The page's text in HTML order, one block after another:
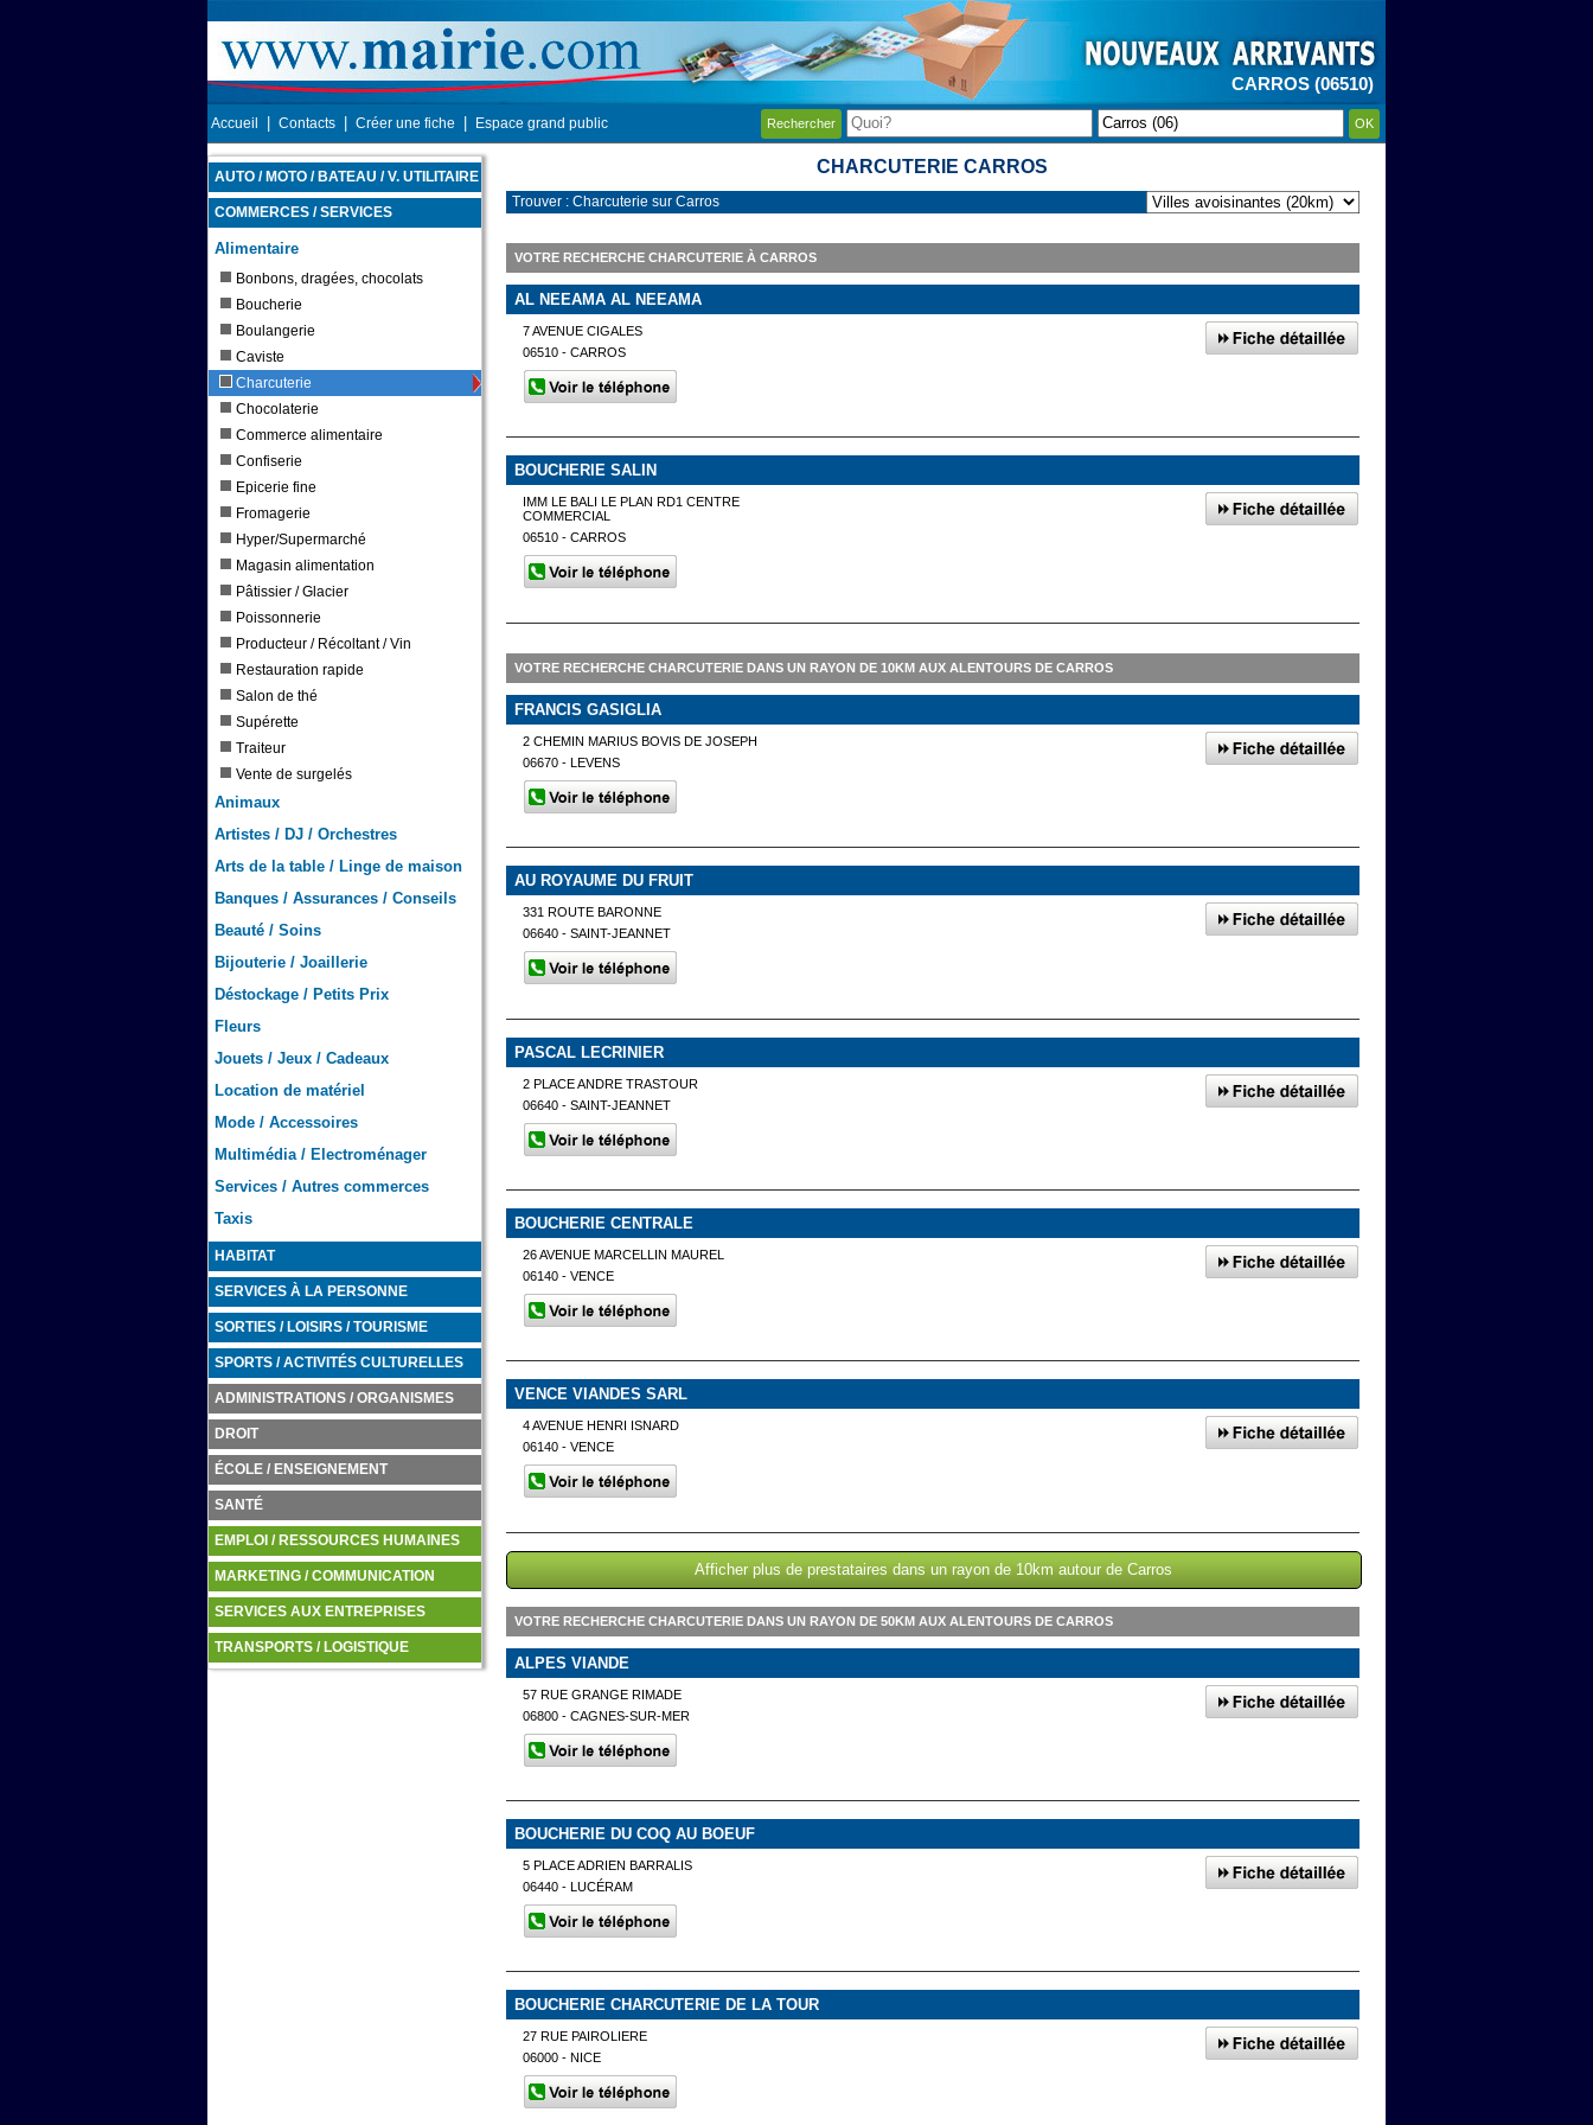
CARROS (06510)
Accueil Contacts Créer une fiche Espace grand public Rechercher OK
AUTO / MOTO / BATEAU / V. UTILITAIRE
COMMERCES / SERVICES
Alimentaire
Bonbons, dragées, chocolats
Boucherie
Boulangerie
Caviste
Charcuterie
Chocolaterie
Commerce alimentaire
Confiserie
Epicerie fine
Fromagerie
Hyper/Supermarché
Magasin alimentation
Pâtissier / Glacier
Poissonnerie
Producteur / Récoltant / Vin
Restauration rapide
Salon de thé
Supérette
Traiteur
Vente de surgelés
Animaux
Artistes / DJ / Orchestres
Arts de la table / Linge de maison
Banques / Assurances / Conseils
Beauté / Soins
Bijouterie / Joaillerie
Déstockage / Petits Prix
Fleurs
Jouets / Jeux / Cadeaux
Location de matériel
Mode / Accessoires
Multimédia / Electroménager
Services / Autres commerces
Taxis
HABITAT
SERVICES À LA PERSONNE
SORTIES / LOISIRS / TOURISME
SPORTS / ACTIVITÉS CULTURELLES
ADMINISTRATIONS / ORGANISMES
DROIT
ÉCOLE / ENSEIGNEMENT
SANTÉ
EMPLOI / RESSOURCES HUMAINES
MARKETING / COMMUNICATION
SERVICES AUX ENTREPRISES
TRANSPORTS / LOGISTIQUE
CHARCUTERIE CARROS
Trouver : Charcuterie sur Carros
VOTRE RECHERCHE CHARCUTERIE À CARROS
AL NEEAMA AL NEEAMA
7 AVENUE CIGALES
06510 - CARROS
BOUCHERIE SALIN
IMM LE BALI LE PLAN RD1 CENTRE
COMMERCIAL
06510 - CARROS
VOTRE RECHERCHE CHARCUTERIE DANS UN RAYON DE 10KM AUX ALENTOURS DE CARROS
FRANCIS GASIGLIA
2 CHEMIN MARIUS BOVIS DE JOSEPH
06670 - LEVENS
AU ROYAUME DU FRUIT
331 ROUTE BARONNE
06640 - SAINT-JEANNET
PASCAL LECRINIER
2 PLACE ANDRE TRASTOUR
06640 - SAINT-JEANNET
BOUCHERIE CENTRALE
26 AVENUE MARCELLIN MAUREL
06140 - VENCE
VENCE VIANDES SARL
4 AVENUE HENRI ISNARD
06140 - VENCE
Afficher plus de prestataires dans un rayon de 10km autour de Carros
VOTRE RECHERCHE CHARCUTERIE DANS UN RAYON DE 50KM AUX ALENTOURS DE CARROS
ALPES VIANDE
57 RUE GRANGE RIMADE
06800 - CAGNES-SUR-MER
BOUCHERIE DU COQ AU BOEUF
5 PLACE ADRIEN BARRALIS
06440 - LUCÉRAM
BOUCHERIE CHARCUTERIE DE LA TOUR
27 RUE PAIROLIERE
06000 - NICE